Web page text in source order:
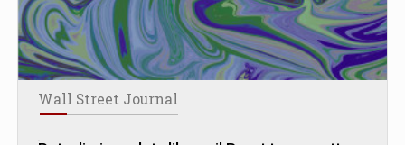
Wall Street Journal